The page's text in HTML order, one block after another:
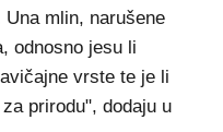
mlin, narušene
odnosno jesu li
vrste te je li
prirodu", dodaju u